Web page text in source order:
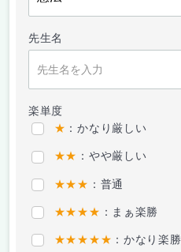
先生名
楽単度
★ ：かなり厳しい
★★ ：やや厳しい
★★★ ：普通
★★★★ ：まぁ楽勝
★★★★★ ：かなり楽勝